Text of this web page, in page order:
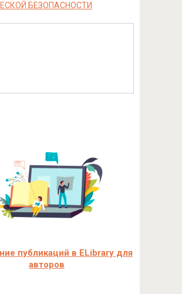
БЕЗОПАСНОСТИ
публикаций в ELibrary для
авторов